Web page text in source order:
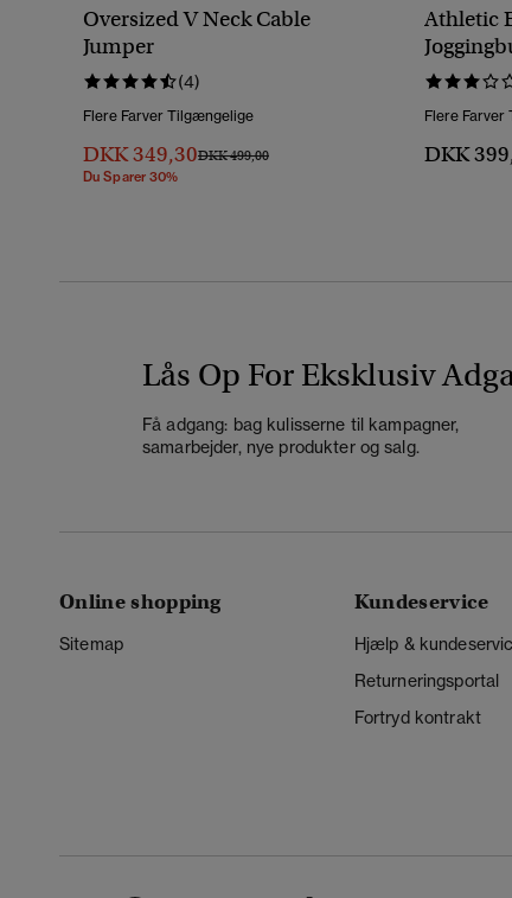
Oversized V Neck Cable
Jumper
(4)
Flere Farver Tilgængelige
DKK 349,30Pris Nedsat Fra
DKK 499,00Til
Du Sparer 30%
Athletic
Flere
DKK
Lås Op For Eksklusiv
Få adgang: bag kulisserne til kampagner,
samarbejder, nye produkter og salg.
Online shopping
Sitemap
Kundeservice
Hjælp &
Returneringsportal
Fortryd kontrakt